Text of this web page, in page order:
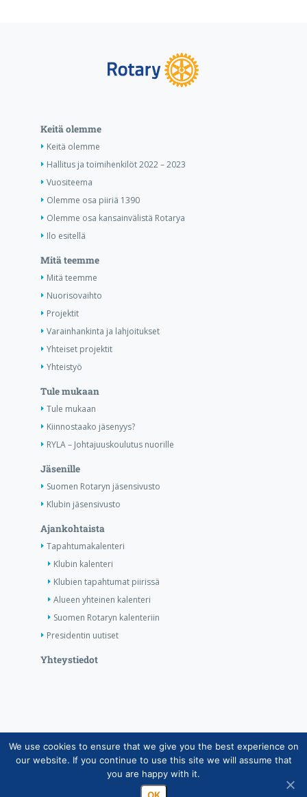
Keitä olemme
Keitä olemme
Hallitus ja toimihenkilöt 2022 – 2023
Vuositeema
Olemme osa piiriä 1390
Olemme osa kansainvälistä Rotarya
Ilo esitellä
Mitä teemme
Mitä teemme
Nuorisovaihto
Projektit
Varainhankinta ja lahjoitukset
Yhteiset projektit
Yhteistyö
Tule mukaan
Tule mukaan
Kiinnostaako jäsenyys?
RYLA – Johtajuuskoulutus nuorille
Jäsenille
Suomen Rotaryn jäsensivusto
Klubin jäsensivusto
Ajankohtaista
Tapahtumakalenteri
Klubin kalenteri
Klubien tapahtumat piirissä
Alueen yhteinen kalenteri
Suomen Rotaryn kalenteriin
Presidentin uutiset
Yhteystiedot
Copyright © Suomen Rotarypalvelu ry 2026 |
Jäsentietojärjestelmän tietosuojaseloste| Henkilötietojen
käsittely Rotarytoiminnassa
We use cookies to ensure that we give you the best experience on
our website. If you continue to use this site we will assume that
you are happy with it.